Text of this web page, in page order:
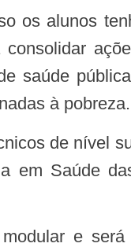
saúde
à pobreza.
em Saúde